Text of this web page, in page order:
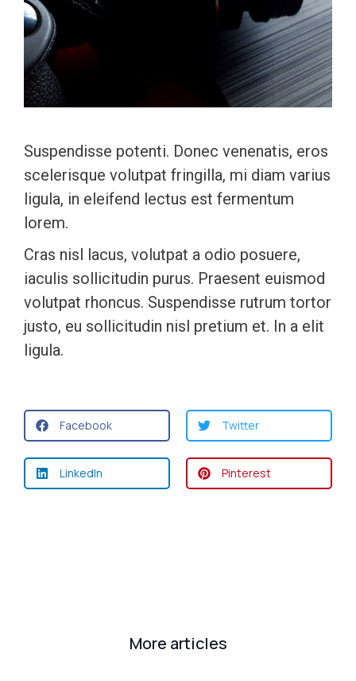
Suspendisse potenti. Donec venenatis, eros
scelerisque volutpat fringilla, mi diam varius
ligula, in eleifend lectus est fermentum
lorem.
Cras nisl lacus, volutpat a odio posuere,
iaculis sollicitudin purus. Praesent euismod
volutpat rhoncus. Suspendisse rutrum tortor
justo, eu sollicitudin nisl pretium et. In a elit
ligula.
Facebook Twitter
LinkedIn Pinterest
More articles